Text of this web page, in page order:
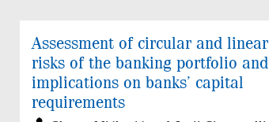
Assessment of circular and linear
risks of the banking portfolio and
implications on banks’ capital
requirements